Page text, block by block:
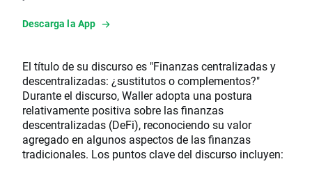
Descarga la App
El título de su discurso es "Finanzas centralizadas y
descentralizadas: ¿sustitutos o complementos?"
Durante el discurso, Waller adopta una postura
relativamente positiva sobre las finanzas
descentralizadas (DeFi), reconociendo su valor
agregado en algunos aspectos de las finanzas
tradicionales. Los puntos clave del discurso incluyen: